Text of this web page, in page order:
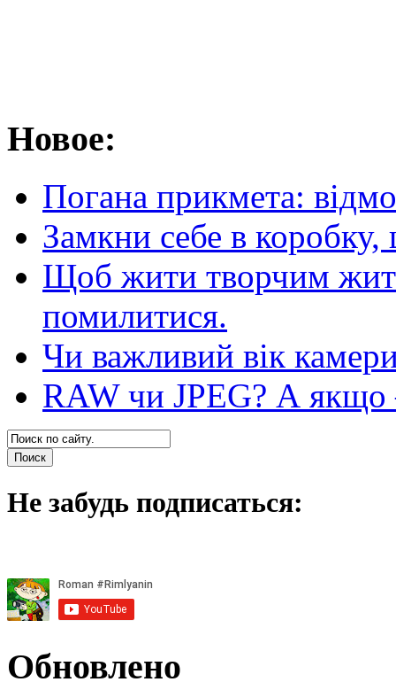
Новое:
Погана прикмета:
Замкни себе в
Щоб жити творчим
помилитися.
Чи важливий вік
RAW чи JPEG? А якщо
Не забудь подписаться:
Обновлено